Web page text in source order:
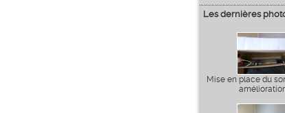
Les dernières
Mise en place du